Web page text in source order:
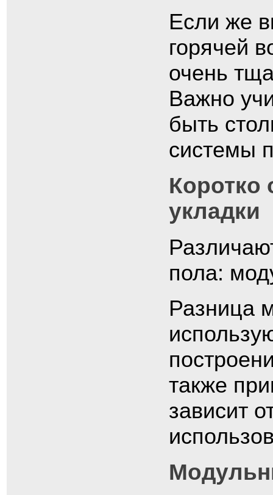
Если же
горячей
очень
Важно
быть
системы
Коротко
укладки
пола:
Разница
также
зависит